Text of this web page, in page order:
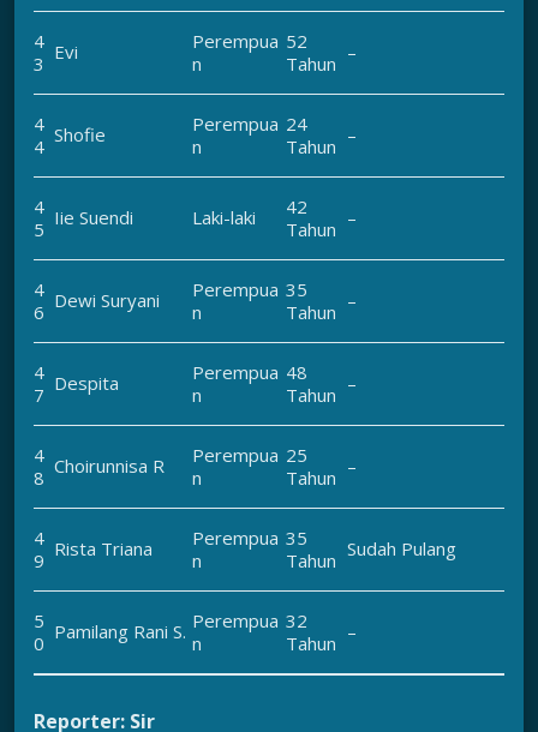
4
3 Evi
Perempua
n
52
Tahun –
4
4 Shofie
Perempua
n
24
Tahun –
4
5 Iie Suendi Laki-laki
42
Tahun –
4
6 Dewi Suryani
Perempua
n
35
Tahun –
4
7 Despita
Perempua
n
48
Tahun –
4
8 Choirunnisa R
Perempua
n
25
Tahun –
4
9 Rista Triana
Perempua
n
35
Tahun Sudah Pulang
5
0 Pamilang Rani S. Perempua
n
32
Tahun –
Reporter: Sir